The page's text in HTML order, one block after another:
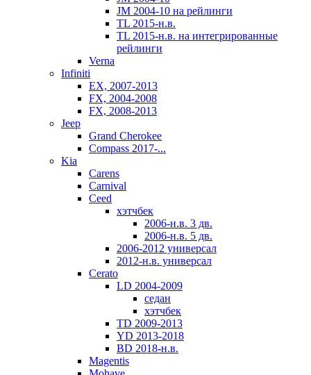
JM 2004-10 на рейлинги
TL 2015-н.в.
TL 2015-н.в. на интегрированные
рейлинги
Verna
Infiniti
EX, 2007-2013
FX, 2004-2008
FX, 2008-2013
Jeep
Grand Cherokee
Compass 2017-...
Kia
Carens
Carnival
Ceed
хэтчбек
2006-н.в. 3 дв.
2006-н.в. 5 дв.
2006-2012 универсал
2012-н.в. универсал
Cerato
LD 2004-2009
седан
хэтчбек
TD 2009-2013
YD 2013-2018
BD 2018-н.в.
Magentis